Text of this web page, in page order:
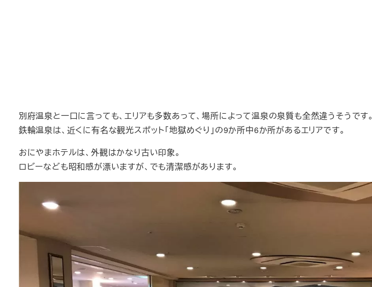
別府温泉と一口に言っても、エリアも多数あって、場所によって温泉の泉質も全然違うそうです。
鉄輪温泉は、近くに有名な観光スポット「地獄めぐり」の9か所中6か所があるエリアです。
おにやまホテルは、外観はかなり古い印象。
ロビーなども昭和感が漂いますが、でも清潔感があります。